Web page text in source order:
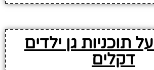
תוכניות גן ילדים
דקלים